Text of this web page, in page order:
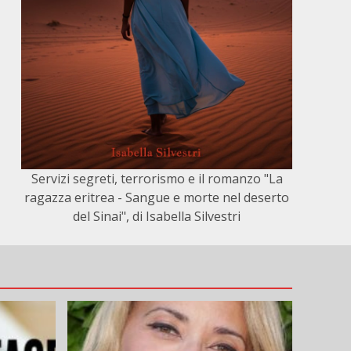
Servizi segreti, terrorismo e il romanzo "La
ragazza eritrea - Sangue e morte nel deserto
del Sinai", di Isabella Silvestri